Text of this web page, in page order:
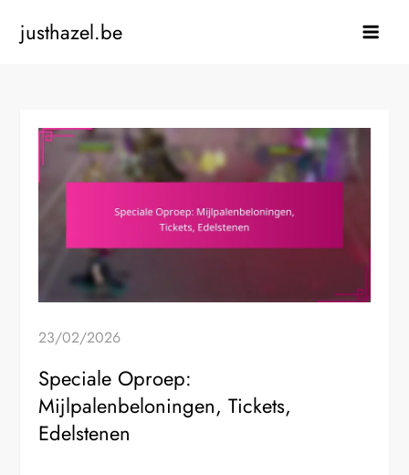
justhazel.be
23/02/2026
Speciale Oproep:
Mijlpalenbeloningen, Tickets,
Edelstenen